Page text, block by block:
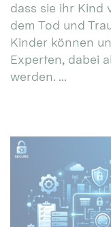
dass sie ihr Kind
dem Tod und
Kinder können
Experten, dabei
werden. ...